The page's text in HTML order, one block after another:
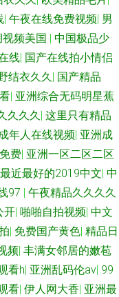
| 午夜在线免费视频| 男
频美国 | 中国极品少
线| 国产在线拍小情侣
结衣久久| 国产精品
| 亚洲综合无码明星蕉
久久久| 这里只有精品
年人在线视频| 亚洲成
费| 亚洲一区二区二区
最近最好的2019中文| 中
97 | 午夜精品久久久久
开| 啪啪自拍视频| 中文
| 免费国产黄色| 精品日
频| 丰满女邻居的嫩苞
看h| 亚洲乱码伦av| 99
看| 伊人网大香| 亚洲最